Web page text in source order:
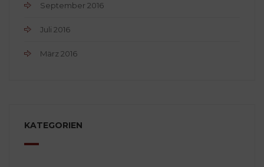
September 2016
Juli 2016
März 2016
KATEGORIEN